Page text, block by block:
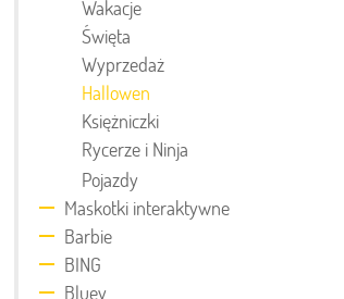
Wakacje
Święta
Wyprzedaż
Hallowen
Księżniczki
Rycerze i Ninja
Pojazdy
Maskotki interaktywne
Barbie
BING
Bluey